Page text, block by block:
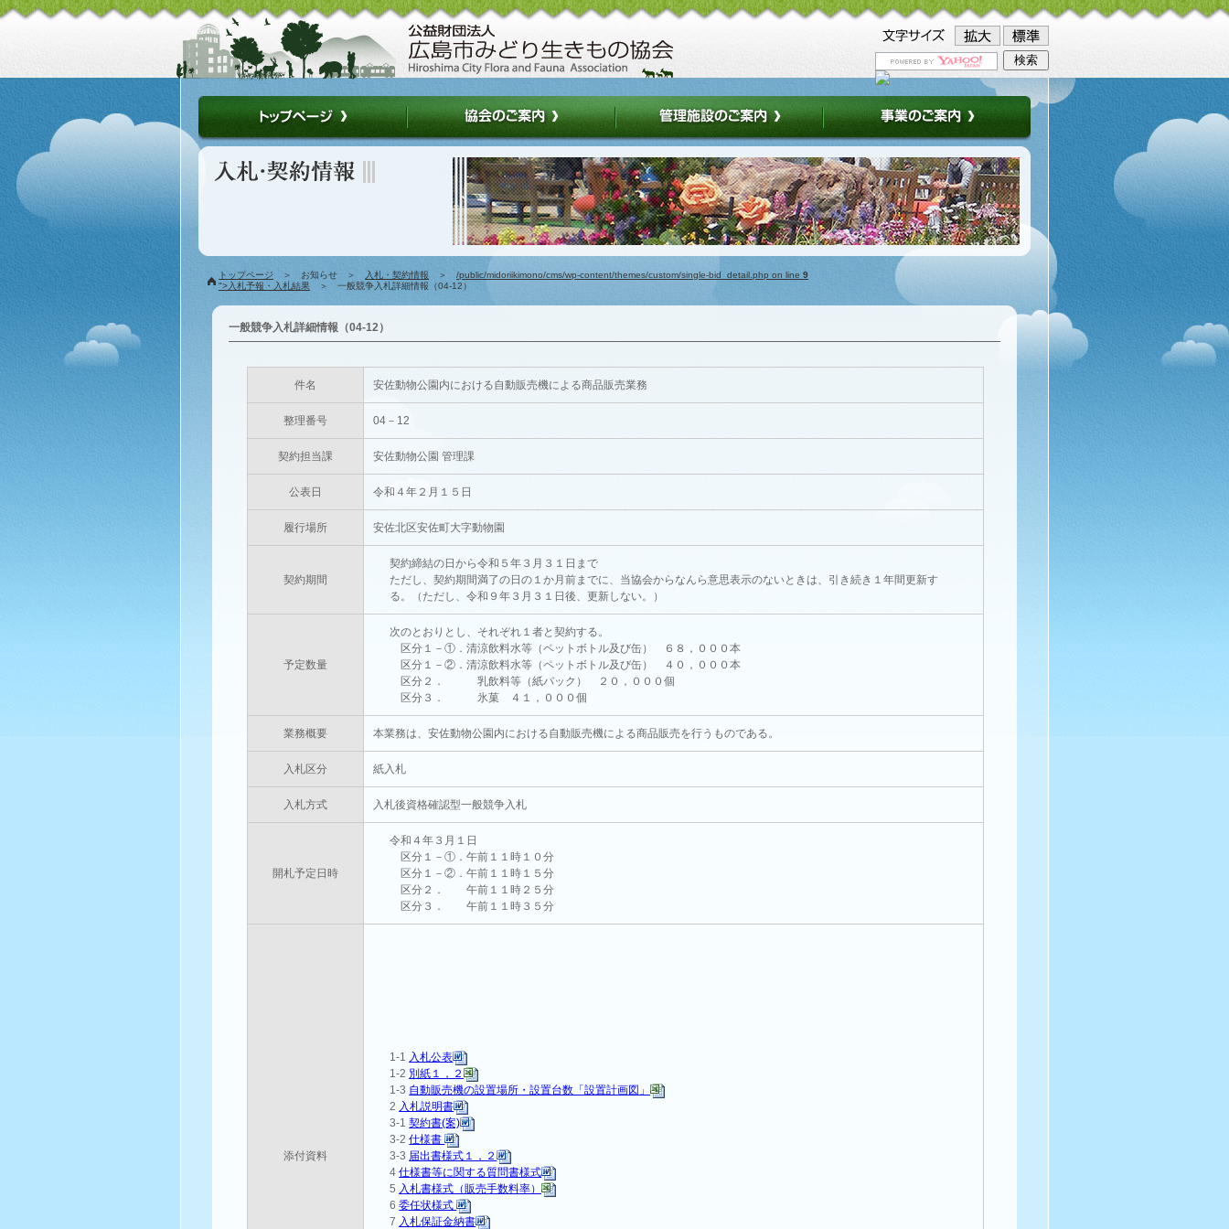
トップページ ＞ お知らせ ＞ 入札・契約情報 ＞ /public/midoriikimono/cms/wp-content/themes/custom/single-bid_detail.php on line 9
">入札予報・入札結果 ＞ 一般競争入札詳細情報（04-12）
一般競争入札詳細情報（04-12）
件名 安佐動物公園内における自動販売機による商品販売業務
整理番号 04－12
契約担当課 安佐動物公園 管理課
公表日 令和４年２月１５日
履行場所 安佐北区安佐町大字動物園
契約期間
契約締結の日から令和５年３月３１日まで
ただし、契約期間満了の日の１か月前までに、当協会からなんら意思表示のないときは、引き続き１年間更新す
る。（ただし、令和９年３月３１日後、更新しない。）
予定数量
次のとおりとし、それぞれ１者と契約する。
区分１－①．清涼飲料水等（ペットボトル及び缶） ６８，０００本
区分１－②．清涼飲料水等（ペットボトル及び缶） ４０，０００本
区分２． 乳飲料等（紙パック） ２０，０００個
区分３． 氷菓 ４１，０００個
業務概要 本業務は、安佐動物公園内における自動販売機による商品販売を行うものである。
入札区分 紙入札
入札方式 入札後資格確認型一般競争入札
開札予定日時
令和４年３月１日
区分１－①．午前１１時１０分
区分１－②．午前１１時１５分
区分２． 午前１１時２５分
区分３． 午前１１時３５分
添付資料
1-1 入札公表
1-2 別紙１，２
1-3 自動販売機の設置場所・設置台数「設置計画図」
2 入札説明書
3-1契約書(案)
3-2仕様書
3-3 届出書様式１，２
4仕様書等に関する質問書様式
5 入札書様式（販売手数料率）
6委任状様式
7 入札保証金納書